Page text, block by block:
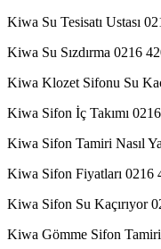
Kiwa Su Tesisatı Ustası
Kiwa Su Sızdırma 0216
Kiwa Klozet Sifonu Su
Kiwa Sifon İç Takımı
Kiwa Sifon Tamiri Nasıl
Kiwa Sifon Fiyatları 0216
Kiwa Sifon Su Kaçırıyor
Kiwa Gömme Sifon